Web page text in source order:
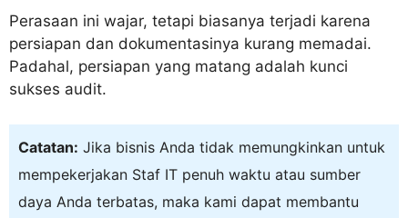
Perasaan ini wajar, tetapi biasanya terjadi karena
persiapan dan dokumentasinya kurang memadai.
Padahal, persiapan yang matang adalah kunci
sukses audit.
Catatan: Jika bisnis Anda tidak memungkinkan untuk
mempekerjakan Staf IT penuh waktu atau sumber
daya Anda terbatas, maka kami dapat membantu